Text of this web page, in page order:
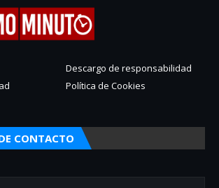
Descargo de responsabilidad
Política de Cookies
CONTACTO